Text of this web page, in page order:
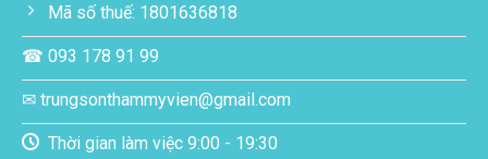
Mã số thuế: 1801636818
☎ 093 178 91 99
✉ trungsonthammyvien@gmail.com
Thời gian làm việc 9:00 - 19:30